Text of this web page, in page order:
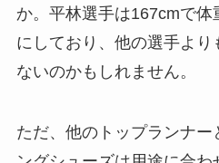
か。平林選手は167cmで
にしており、他の選手よ
ないのかもしれません。
ただ、他のトップランナー